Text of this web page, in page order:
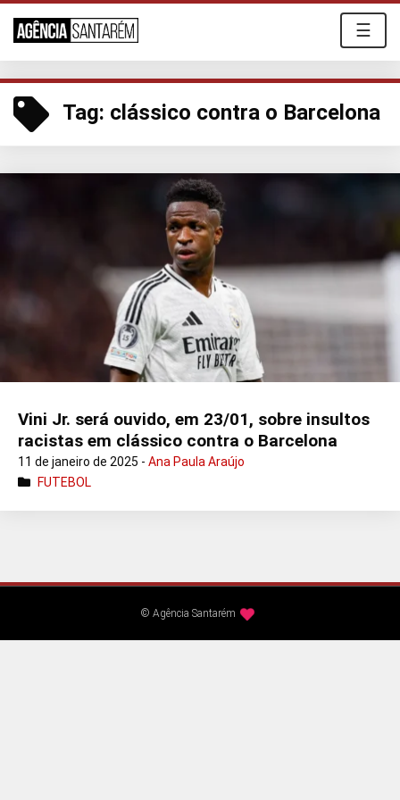
☰
Tag: clássico contra o Barcelona
Vini Jr. será ouvido, em 23/01, sobre insultos
racistas em clássico contra o Barcelona
11 de janeiro de 2025 - Ana Paula Araújo
FUTEBOL
© Agência Santarém